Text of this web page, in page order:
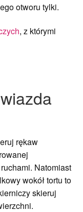
otworu tylki.
, z którymi
rękaw
Natomiast
wokół tortu to
skieruj